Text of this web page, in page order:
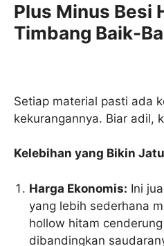
Plus Minus Besi
Timbang Baik-
Setiap material pasti ada
kekurangannya. Biar adil,
Kelebihan yang Bikin
Harga Ekonomis: Ini
yang lebih sederhana
hollow hitam
dibandingkan